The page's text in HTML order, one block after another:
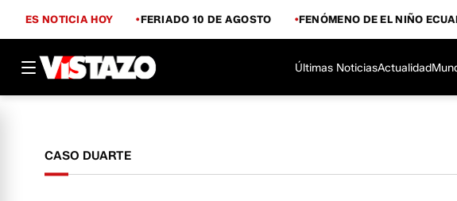
ES NOTICIA HOY FERIADO 10 DE AGOSTO FENÓMENO DE EL NIÑO
Últimas NoticiasActualidad
CASO DUARTE